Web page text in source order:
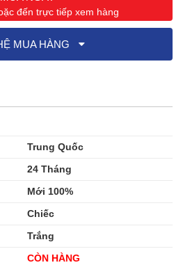
đến trực tiếp xem hàng
MUA HÀNG
Trung Quốc
24 Tháng
Mới 100%
Chiếc
Trắng
CÒN HÀNG